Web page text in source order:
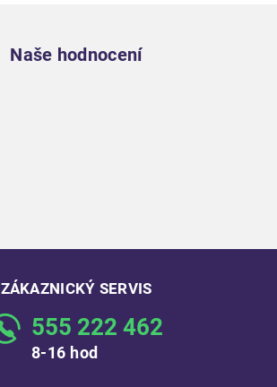
Naše hodnocení
ZÁKAZNICKÝ SERVIS
555 222 462
8-16 hod